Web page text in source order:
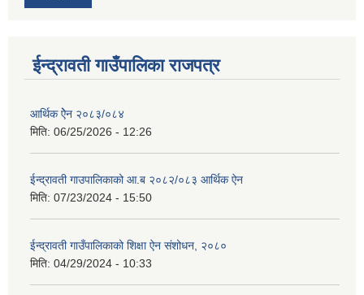
ईन्द्रावती गाउँपालिका राजपत्र
आर्थिक ऐेन २०८३/०८४
मिति: 06/25/2026 - 12:26
ईन्द्रावती गाउपालिकाको आ.ब २०८२/०८३ आर्थिक ऐन
मिति: 07/23/2024 - 15:50
ईन्द्रावती गाउँपालिकाको शिक्षा ऐन संशोधन, २०८०
मिति: 04/29/2024 - 10:33